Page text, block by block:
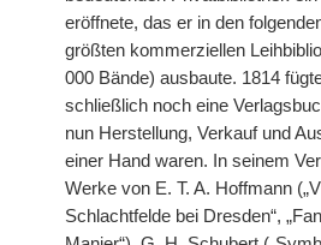
eröffnete, das er in den
größten kommerziellen
000 Bände) ausbaute. 1814
schließlich noch eine
nun Herstellung, Verkauf und
einer Hand waren. In seinem
Werke von E. T. A. Hoffmann
Schlachtfelde bei Dresden“,